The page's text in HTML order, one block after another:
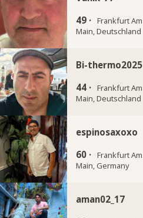
49 · Frankfurt Am
Main, Deutschland
Bi-thermo2025
44 · Frankfurt Am
Main, Deutschland
espinosaxoxo
60 · Frankfurt Am
Main, Germany
aman02_17